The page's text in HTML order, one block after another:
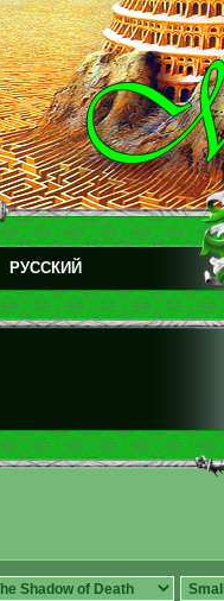
РУССКИЙ